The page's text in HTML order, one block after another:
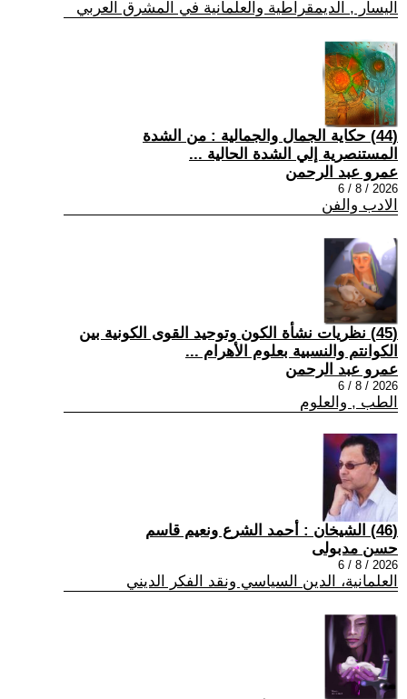
اليسار , الديمقراطية والعلمانية في المشرق العربي
(44) حكاية الجمال والجمالية : من الشدة
المستنصرية إلي الشدة الحالية ...
عمرو عبد الرحمن
2026 / 8 / 6
الادب والفن
(45) نظريات نشأة الكون وتوحيد القوى الكونية بين
الكوانتم والنسبية بعلوم الأهرام ...
عمرو عبد الرحمن
2026 / 8 / 6
الطب , والعلوم
(46) الشيخان : أحمد الشرع ونعيم قاسم
حسن مدبولى
2026 / 8 / 6
العلمانية، الدين السياسي ونقد الفكر الديني